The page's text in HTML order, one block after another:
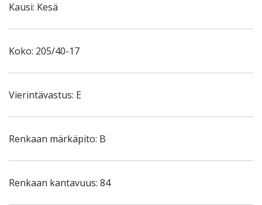
Kausi: Kesä
Koko: 205/40-17
Vierintävastus: E
Renkaan märkäpito: B
Renkaan kantavuus: 84